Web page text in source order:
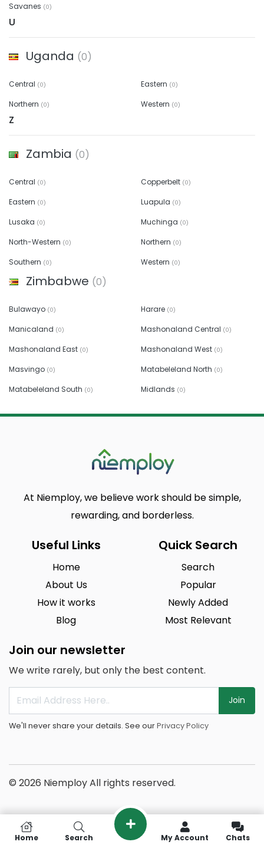
Savanes (0)
U
Uganda (0)
Central (0) Eastern (0)
Northern (0) Western (0)
Z
Zambia (0)
Central (0) Copperbelt (0)
Eastern (0) Luapula (0)
Lusaka (0) Muchinga (0)
North-Western (0) Northern (0)
Southern (0) Western (0)
Zimbabwe (0)
Bulawayo (0) Harare (0)
Manicaland (0) Mashonaland Central (0)
Mashonaland East (0) Mashonaland West (0)
Masvingo (0) Matabeleland North (0)
Matabeleland South (0) Midlands (0)
At Niemploy, we believe work should be simple,
rewarding, and borderless.
Useful Links
Home
About Us
How it works
Blog
Quick Search
Search
Popular
Newly Added
Most Relevant
Join our newsletter
We write rarely, but only the best content.
Join
We'll never share your details. See ourPrivacy Policy
© 2026 Niemploy All rights reserved.
Home Search My Account Chats